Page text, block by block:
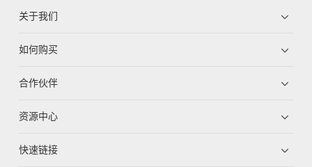
关于我们
如何购买
合作伙伴
资源中心
快速链接